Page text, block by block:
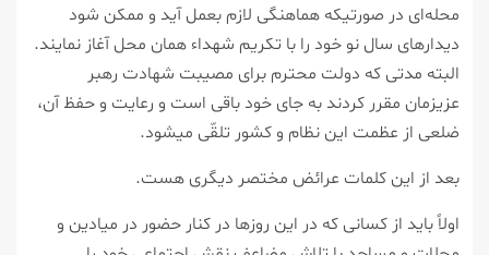
محله‌ای در صورتیکه هماهنگی لازم بعمل آید و ممکن شود
دیدارهای سال نو خود را با تکریم شهداء همان محل آغاز نمایند.
البته مدتی که دولت محترم برای مصیبت شهادت رهبر
عزیزمان مقرر کردند به جای خود باقی است و رعایت و حفظ آن،
ضلعی از عظمت این نظام و کشور تلقّی میشود.
بعد از این کلمات عرائض مختصر دیگری هست.
اولاً باید از کسانی که در این روزها در کنار حضور در میادین و